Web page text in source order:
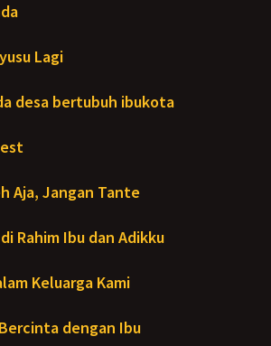
Lagi
desa bertubuh ibukota
Aja, Jangan Tante
Rahim Ibu dan Adikku
Keluarga Kami
dengan Ibu